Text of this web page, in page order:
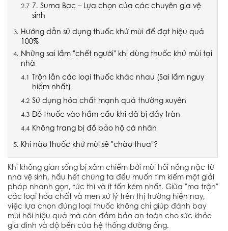
7. Suma Bac – Lựa chọn của các chuyên gia vệ
sinh
Hướng dẫn sử dụng thuốc khử mùi để đạt hiệu quả
100%
Những sai lầm "chết người" khi dùng thuốc khử mùi tại
nhà
Trộn lẫn các loại thuốc khác nhau (Sai lầm nguy
hiểm nhất)
Sử dụng hóa chất mạnh quá thường xuyên
Đổ thuốc vào hầm cầu khi đã bị đầy tràn
Không trang bị đồ bảo hộ cá nhân
Khi nào thuốc khử mùi sẽ "chào thua"?
Khi không gian sống bị xâm chiếm bởi mùi hôi nồng nặc từ
nhà vệ sinh, hầu hết chúng ta đều muốn tìm kiếm một giải
pháp nhanh gọn, tức thì và ít tốn kém nhất. Giữa "ma trận"
các loại hóa chất và men xử lý trên thị trường hiện nay,
việc lựa chọn đúng loại thuốc không chỉ giúp đánh bay
mùi hôi hiệu quả mà còn đảm bảo an toàn cho sức khỏe
gia đình và độ bền của hệ thống đường ống.